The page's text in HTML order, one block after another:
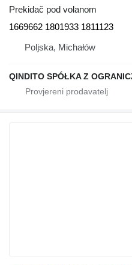
Prekidač pod volanom
1669662 1801933 1811123
Poljska, Michałów